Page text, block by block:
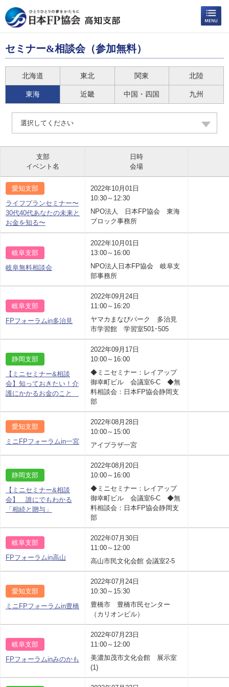
セミナー&相談会（参加無料）
北海道 東北 関東 北陸
東海 近畿 中国・四国 九州
選択してください
支部
イベント名
日時
会場
愛知支部
ライフプランセミナー〜
30代40代あなたの未来と
お金を知る〜
2022年10月01日
10:30～12:30
NPO法人 日本FP協会 東海
ブロック事務所
岐阜支部
岐阜無料相談会
2022年10月01日
13:00～16:00
NPO法人日本FP協会 岐阜支
部事務所
岐阜支部
FPフォーラムin多治見
2022年09月24日
11:00～16:20
ヤマカまなびパーク 多治見
市学習館 学習室501･505
静岡支部
【ミニセミナー&相談
会】知っておきたい！介
護にかかるお金のこと
2022年09月17日
10:00～16:00
◆ミニセミナー：レイアップ
御幸町ビル 会議室6-C ◆無
料相談会：日本FP協会静岡支
部
愛知支部
ミニFPフォーラムin一宮
2022年08月28日
10:00～15:00
アイプラザ一宮
静岡支部
【ミニセミナー&相談
会】 誰にでもわかる
「相続と贈与」
2022年08月20日
10:00～16:00
◆ミニセミナー：レイアップ
御幸町ビル 会議室6-C ◆無
料相談会：日本FP協会静岡支
部
岐阜支部
FPフォーラムin高山
2022年07月30日
11:00～12:00
高山市民文化会館 会議室2-5
愛知支部
ミニFPフォーラムin豊橋
2022年07月24日
10:30～15:30
豊橋市 豊橋市民センター
（カリオンビル）
岐阜支部
FPフォーラムinみのかも
2022年07月23日
11:00～12:00
美濃加茂市文化会館 展示室
(1)